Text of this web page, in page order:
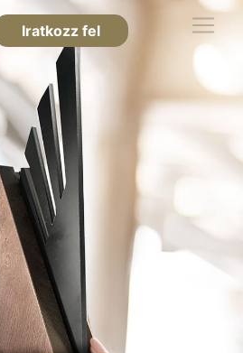
Iratkozz fel